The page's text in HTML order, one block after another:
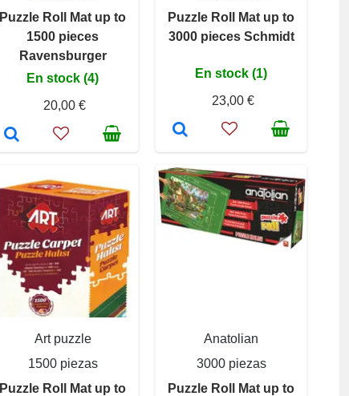
Puzzle Roll Mat up to
1500 pieces
Ravensburger
En stock (4)
20,00 €
Puzzle Roll Mat up to
3000 pieces Schmidt
En stock (1)
23,00 €
Art puzzle
1500 piezas
Puzzle Roll Mat up to
Anatolian
3000 piezas
Puzzle Roll Mat up to